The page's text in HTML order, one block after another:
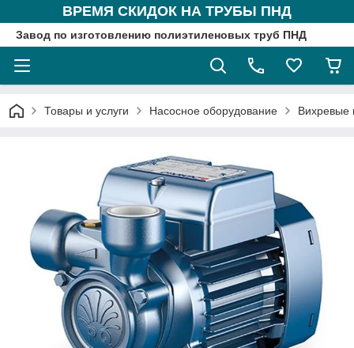
ВРЕМЯ СКИДОК НА ТРУБЫ ПНД
Завод по изготовлению полиэтиленовых труб ПНД
Товары и услуги Насосное оборудование Вихревые